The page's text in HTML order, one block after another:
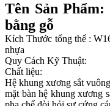
Tên Sản
bằng gỗ
Kích Thước tổng thể :
nhựa
Quy Cách Kỹ Thuật:
Chất liệu:
Hệ khung xương sắt
mặt bàn hệ khung xương